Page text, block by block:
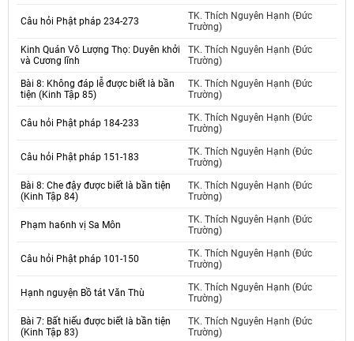
Câu hỏi Phật pháp 234-273
TK. Thích Nguyên Hạnh (Đức
Trường)
Kinh Quán Vô Lượng Thọ: Duyên khởi
và Cương lĩnh
TK. Thích Nguyên Hạnh (Đức
Trường)
Bài 8: Không đáp lễ được biết là bần
tiện (Kinh Tập 85)
TK. Thích Nguyên Hạnh (Đức
Trường)
Câu hỏi Phật pháp 184-233
TK. Thích Nguyên Hạnh (Đức
Trường)
Câu hỏi Phật pháp 151-183
TK. Thích Nguyên Hạnh (Đức
Trường)
Bài 8: Che đậy được biết là bần tiện
(Kinh Tập 84)
TK. Thích Nguyên Hạnh (Đức
Trường)
Phạm ha6nh vị Sa Môn
TK. Thích Nguyên Hạnh (Đức
Trường)
Câu hỏi Phật pháp 101-150
TK. Thích Nguyên Hạnh (Đức
Trường)
Hạnh nguyện Bồ tát Văn Thù
TK. Thích Nguyên Hạnh (Đức
Trường)
Bài 7: Bất hiếu được biết là bần tiện
(Kinh Tập 83)
TK. Thích Nguyên Hạnh (Đức
Trường)